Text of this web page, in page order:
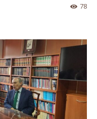
78